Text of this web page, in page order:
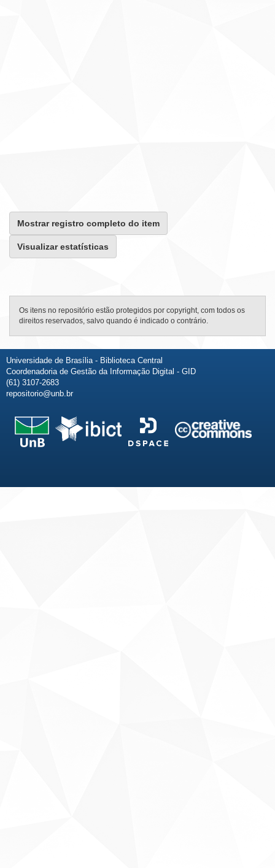
Mostrar registro completo do item
Visualizar estatísticas
Os itens no repositório estão protegidos por copyright, com todos os
direitos reservados, salvo quando é indicado o contrário.
Universidade de Brasília - Biblioteca Central
Coordenadoria de Gestão da Informação Digital - GID
(61) 3107-2683
repositorio@unb.br